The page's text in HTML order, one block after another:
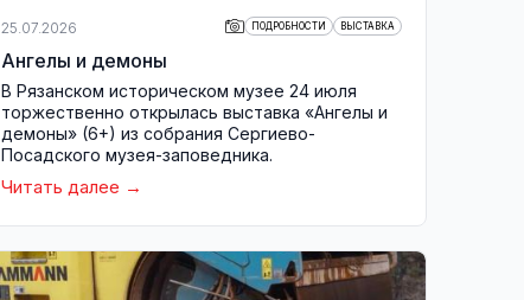
25.07.2026 ПОДРОБНОСТИ ВЫСТАВКА
Ангелы и демоны
В Рязанском историческом музее 24 июля
торжественно открылась выставка «Ангелы и
демоны» (6+) из собрания Сергиево-
Посадского музея-заповедника.
Читать далее